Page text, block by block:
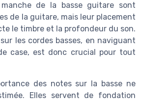
de la basse guitare sont
de la guitare, mais leur placement
le timbre et la profondeur du son.
les cordes basses, en naviguant
case, est donc crucial pour tout
des notes sur la basse ne
Elles servent de fondation